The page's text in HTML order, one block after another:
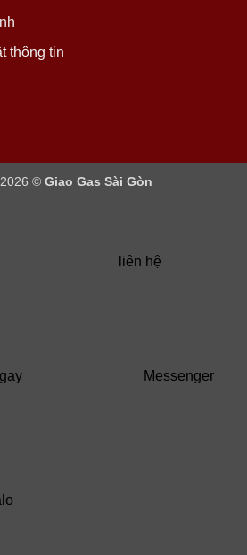
thông tin
© Giao Gas Sài Gòn
liên hệ
Messenger